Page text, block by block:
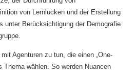
von Lernlücken und der Erstellung
unter Berücksichtigung der Demografie
Agenturen zu tun, die einen „One-
Thema wählen. So werden Nuancen